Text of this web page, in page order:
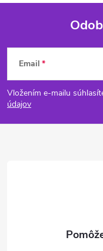
Z
á
p
Email
Vložením e-mailu
údajov